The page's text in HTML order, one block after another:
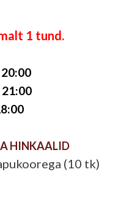
1 tund.
HINKAALID
(10 tk)